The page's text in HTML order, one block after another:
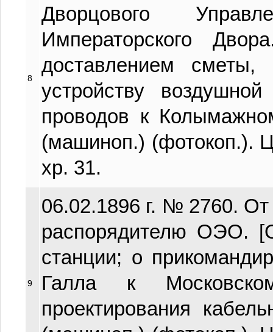
8
Дворцового
Императорского
доставлением сметы,
устройству
проводов к
(машиноп.) (фотокоп.).
хр. 31.
9
06.02.1896 г. № 2760.
распорядителю ОЭО.
станции; о
Галла к
проектирования